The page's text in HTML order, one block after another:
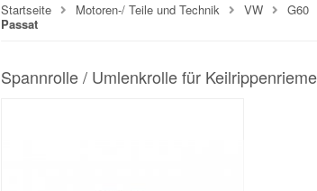
Startseite Motoren-/ Teile und Technik VW G60
Passat
Spannrolle / Umlenkrolle für